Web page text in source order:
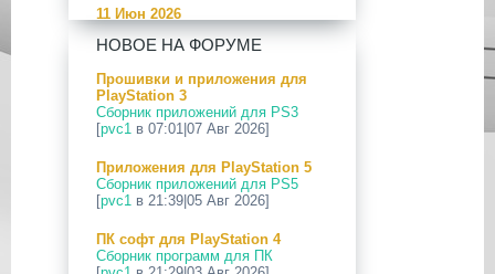
11 Июн 2026
[PS5] Программное Обеспечение
26.04-13.40.00 для PlayStation 5
24 Апр 2026
[PS5] Программное Обеспечение
26.03-13.20.00 для PlayStation 5
12 Апр 2026
[PS Portal] Программное
Обеспечение 7.0.2 для PS Portal
09 Апр 2026
[PS3|CFW] webMAN MOD
v1.47.48p
НОВОЕ НА ФОРУМЕ
Прошивки и приложения для
PlayStation 3
Сборник приложений для PS3
[pvc1 в 07:01|07 Авг 2026]
Приложения для PlayStation 5
Сборник приложений для PS5
[pvc1 в 21:39|05 Авг 2026]
ПК софт для PlayStation 4
Сборник программ для ПК